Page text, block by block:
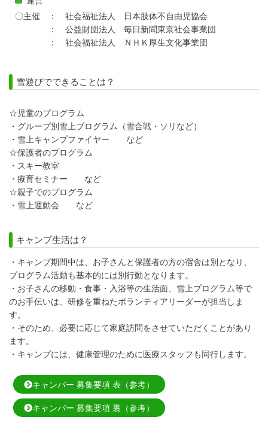
〇主催 ： 社会福祉法人 日本肢体不自由児協会
： 公益財団法人 毎日新聞東京社会事業団
： 社会福祉法人 ＮＨＫ厚生文化事業団
雪遊びでできることは？
☆児童のプログラム
・グループ別雪上プログラム（雪合戦・ソリなど）
・雪上キャンプファイヤー など
☆保護者のプログラム
・スキー教室
・療育セミナー など
☆親子でのプログラム
・雪上運動会 など
キャンプ生活は？
・キャンプ期間中は、お子さんと保護者の方の宿舎は別となり、
プログラム活動も基本的には別行動となります。
・お子さんの移動・食事・入浴等の生活面、雪上プログラム等で
のお手伝いは、研修を重ねたボランティアリーダーが担当しま
す。
・そのため、必要に応じて家庭訪問をさせていただくことがあり
ます。
・キャンプには、健康管理のために医療スタッフも同行します。
キャンパー 募集要項 表（参考）
キャンパー 募集要項 裏（参考）